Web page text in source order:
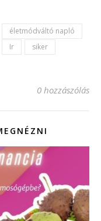
életmódváltó napló
Ir
siker
0 hozzászólás